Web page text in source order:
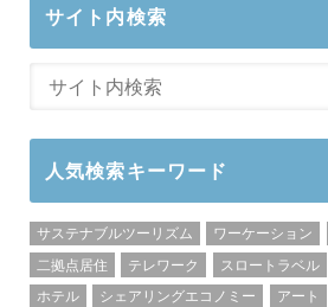
サイト内検索
人気検索キーワード
サステナブルツーリズム ワーケーション
二拠点居住
テレワーク スロートラベル
ホテル
シェアリングエコノミー アート